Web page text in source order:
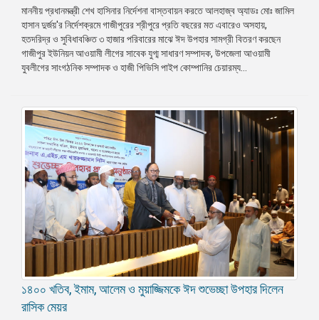
মাননীয় প্রধানমন্ত্রী শেখ হাসিনার নির্দেশনা বাস্তবায়ন করতে আলহাজ্ব অ্যাডঃ মোঃ জামিল
হাসান দুর্জয়'র নির্দেশক্রমে গাজীপুরের শ্রীপুরে প্রতি বছরের মত এবারেও অসহায়,
হতদরিদ্র ও সুবিধাবঞ্চিত ৩ হাজার পরিবারের মাঝে ঈদ উপহার সামগ্রী বিতরণ করছেন
গাজীপুর ইউনিয়ন আওয়ামী লীগের সাবেক যুগ্ম সাধারণ সম্পাদক, উপজেলা আওয়ামী
যুবলীগের সাংগঠনিক সম্পাদক ও হাজী পিভিসি পাইপ কোম্পানির চেয়ারম্য...
১৪০০ খতিব, ইমাম, আলেম ও মুয়াজ্জিমকে ঈদ শুভেচ্ছা উপহার দিলেন
রাসিক মেয়র